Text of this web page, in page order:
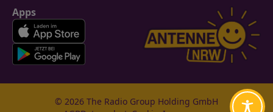
Apps
© 2026 The Radio Group Holding GmbH